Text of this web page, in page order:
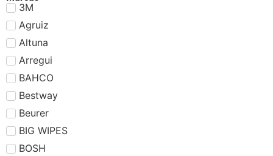
3M
Agruiz
Altuna
Arregui
BAHCO
Bestway
Beurer
BIG WIPES
BOSH